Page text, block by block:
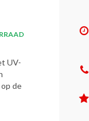
UV-
de